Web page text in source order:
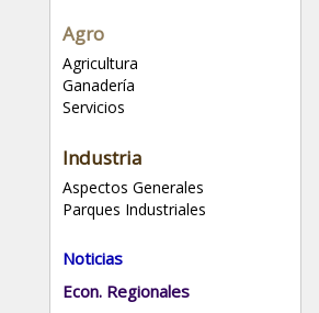
Agro
Agricultura
Ganadería
Servicios
Industria
Aspectos Generales
Parques Industriales
Noticias
Econ. Regionales